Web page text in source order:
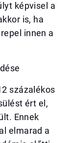
képvisel a
is, ha
innen a
százalékos
ért el,
Ennek
elmarad a